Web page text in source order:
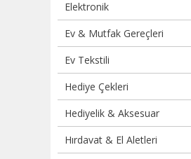
Elektronik
Ev & Mutfak Gereçleri
Ev Tekstili
Hediye Çekleri
Hediyelik & Aksesuar
Hırdavat & El Aletleri